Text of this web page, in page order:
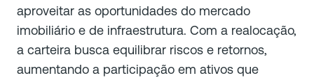
aproveitar as oportunidades do mercado
imobiliário e de infraestrutura. Com a realocação,
a carteira busca equilibrar riscos e retornos,
aumentando a participação em ativos que